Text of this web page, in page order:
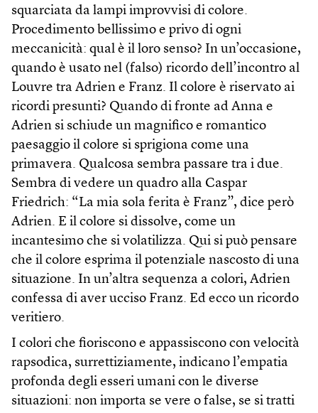
squarciata da lampi improvvisi di colore.
Procedimento bellissimo e privo di ogni
meccanicità: qual è il loro senso? In un’occasione,
quando è usato nel (falso) ricordo dell’incontro al
Louvre tra Adrien e Franz. Il colore è riservato ai
ricordi presunti? Quando di fronte ad Anna e
Adrien si schiude un magnifico e romantico
paesaggio il colore si sprigiona come una
primavera. Qualcosa sembra passare tra i due.
Sembra di vedere un quadro alla Caspar
Friedrich: “La mia sola ferita è Franz”, dice però
Adrien. E il colore si dissolve, come un
incantesimo che si volatilizza. Qui si può pensare
che il colore esprima il potenziale nascosto di una
situazione. In un’altra sequenza a colori, Adrien
confessa di aver ucciso Franz. Ed ecco un ricordo
veritiero.
I colori che fioriscono e appassiscono con velocità
rapsodica, surrettiziamente, indicano l’empatia
profonda degli esseri umani con le diverse
situazioni: non importa se vere o false, se si tratti